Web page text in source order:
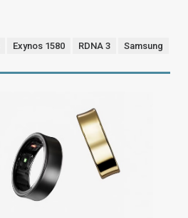
Exynos 1580 RDNA 3 Samsung